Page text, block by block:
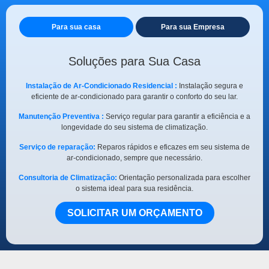
Para sua casa Para sua Empresa
Soluções para Sua Casa
Instalação de Ar-Condicionado Residencial : Instalação segura e
eficiente de ar-condicionado para garantir o conforto do seu lar.
Manutenção Preventiva : Serviço regular para garantir a eficiência e a
longevidade do seu sistema de climatização.
Serviço de reparação: Reparos rápidos e eficazes em seu sistema de
ar-condicionado, sempre que necessário.
Consultoria de Climatização: Orientação personalizada para escolher
o sistema ideal para sua residência.
SOLICITAR UM ORÇAMENTO